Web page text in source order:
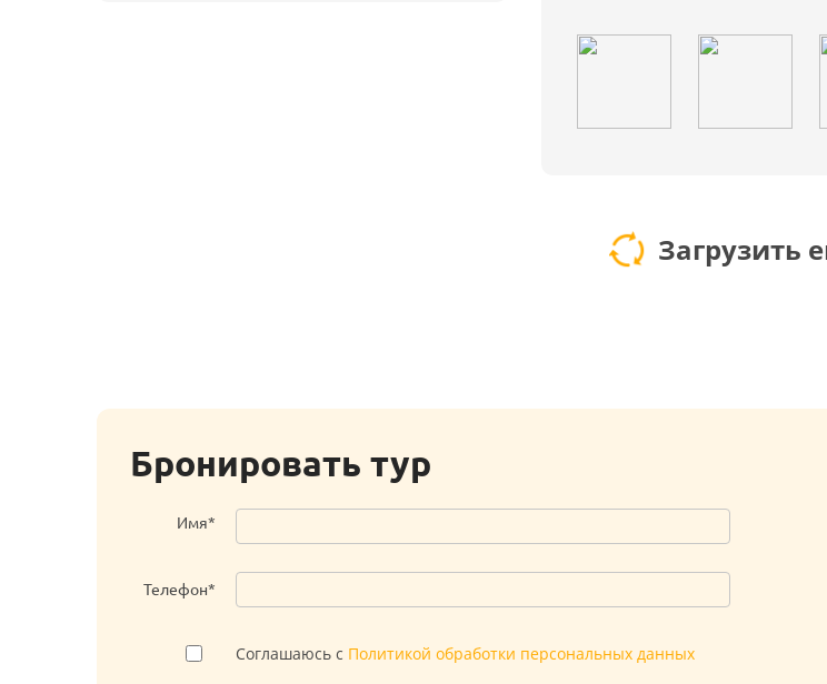
Загрузить
Бронировать тур
Имя*
Телефон*
Соглашаюсь с Политикой обработки персональных данных